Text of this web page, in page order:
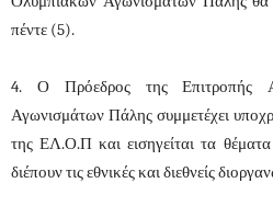
πέντε (5).
4. Ο Πρόεδρος της Επιτροπής
Αγωνισμάτων Πάλης συμμετέχει
της ΕΛ.Ο.Π και εισηγείται τα
διέπουν τις εθνικές και διεθνείς